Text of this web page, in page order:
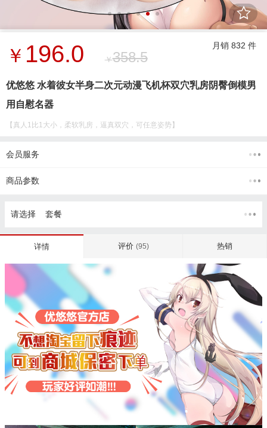
￥ 196.0 ￥358.5
月销 832 件
优悠悠 水着彼女半身二次元动漫飞机杯双穴乳房阴臀倒模男
用自慰名器
【真人1比1大小，柔软乳房，逼真双穴，可任意姿势】
会员服务
商品参数
请选择 套餐
详情 评价 (95) 热销